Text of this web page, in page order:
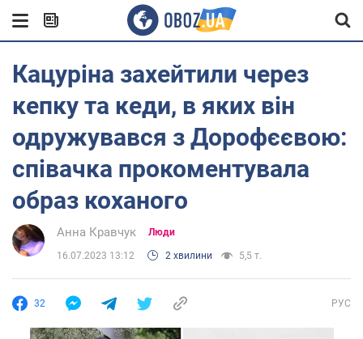
Кацуріна захейтили через
кепку та кеди, в яких він
одружувався з Дорофєєвою:
співачка прокоментувала
образ коханого
Анна Кравчук Люди
16.07.2023 13:12 2 хвилини 5,5 т.
32 РУС